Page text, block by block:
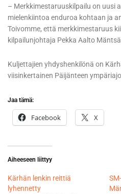
– Merkkimestaruuskilpailu on uusi
mielenkiintoa enduroa kohtaan ja
Toivomme, että merkkimestaruus
kilpailunjohtaja Pekka Aalto
Kuljettajien yhdyshenkilönä on
viisinkertainen Päijänteen
Jaa tämä:
Facebook X
Aiheeseen liittyy
Kärhän lenkin reittiä
lyhennetty